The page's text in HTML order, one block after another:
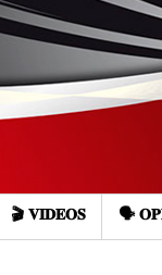
🎬 𝐕𝐈𝐃𝐄𝐎𝐒 🗣️